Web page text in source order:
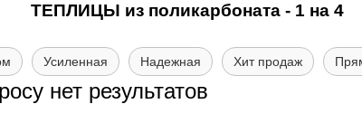
ТЕПЛИЦЫ из поликарбоната - 1 на 4
Усиленная Надежная Хит продаж
нет результатов